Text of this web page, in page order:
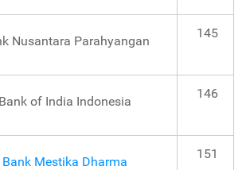
Nusantara Parahyangan
145
Bank of India Indonesia
146
Bank Mestika Dharma
151